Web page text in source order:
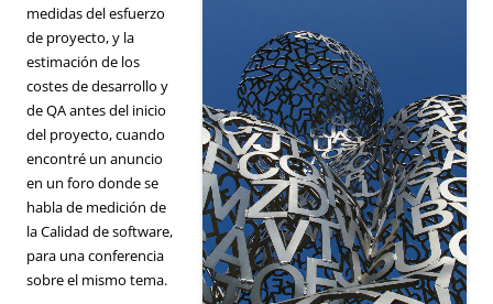
medidas del esfuerzo
de proyecto, y la
estimación de los
costes de desarrollo y
de QA antes del inicio
del proyecto, cuando
encontré un anuncio
en un foro donde se
habla de medición de
la Calidad de software,
para una conferencia
sobre el mismo tema.